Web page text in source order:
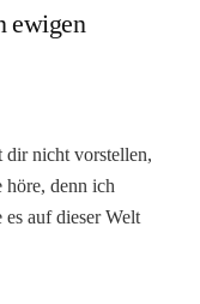
ewigen
dir nicht vorstellen,
höre, denn ich
auf dieser Welt